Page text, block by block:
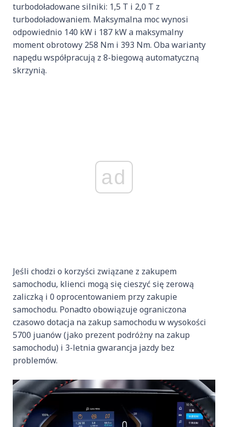
turbodoładowane silniki: 1,5 T i 2,0 T z
turbodoładowaniem. Maksymalna moc wynosi
odpowiednio 140 kW i 187 kW a maksymalny
moment obrotowy 258 Nm i 393 Nm. Oba warianty
napędu współpracują z 8-biegową automatyczną
skrzynią.
ad
Jeśli chodzi o korzyści związane z zakupem
samochodu, klienci mogą się cieszyć się zerową
zaliczką i 0 oprocentowaniem przy zakupie
samochodu. Ponadto obowiązuje ograniczona
czasowo dotacja na zakup samochodu w wysokości
5700 juanów (jako prezent podróżny na zakup
samochodu) i 3-letnia gwarancja jazdy bez
problemów.